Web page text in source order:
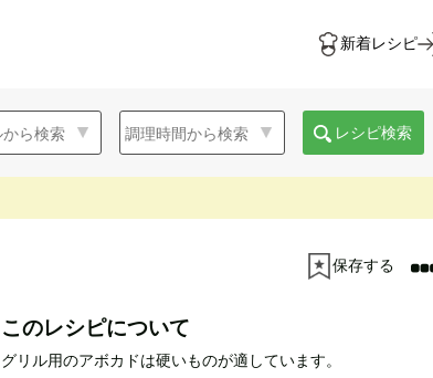
新着レシピ
レシピ検索
保存する
このレシピについて
グリル用のアボカドは硬いものが適しています。